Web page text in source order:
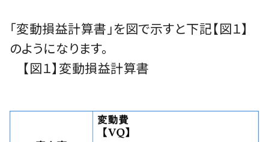
「変動損益計算書」を図で示すと下記【図１】
のようになります。
【図１】変動損益計算書